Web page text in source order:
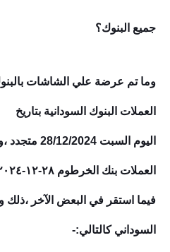
جميع البنوك؟
وما تم عرضة علي الشاشات
العملات البنوك السودانية بتاريخ
اليوم السبت متجدد
العملات بنك الخرطوم ٢٨-١٢-٢٠٢٤
فيما استقر في البعض الآخر ،ذلك
السوداني كالتالي:-